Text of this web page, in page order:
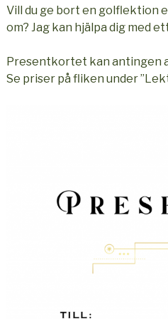
Vill du ge bort en golflektion
om? Jag kan hjälpa dig med
Presentkortet kan antingen
Se priser på fliken under